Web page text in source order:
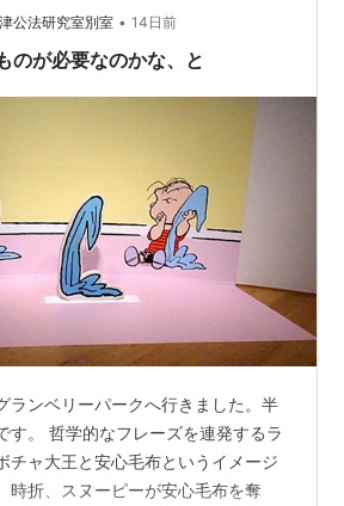
公法研究室別室 • 14日前
のが必要なのかな、と
ランベリーパークへ行きました。半
す。 哲学的なフレーズを連発するラ
チャ大王と安心毛布というイメージ
時折、スヌーピーが安心毛布を奪